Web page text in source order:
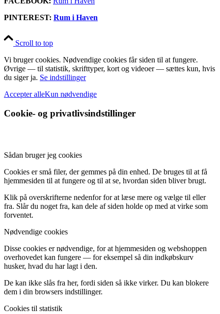
PINTEREST: Rum i Haven
Scroll to top
Vi bruger cookies. Nødvendige cookies får siden til at fungere.
Øvrige — til statistik, skrifttyper, kort og videoer — sættes kun, hvis
du siger ja. Se indstillinger
Accepter alleKun nødvendige
Cookie- og privatlivsindstillinger
Sådan bruger jeg cookies
Cookies er små filer, der gemmes på din enhed. De bruges til at få
hjemmesiden til at fungere og til at se, hvordan siden bliver brugt.
Klik på overskrifterne nedenfor for at læse mere og vælge til eller
fra. Slår du noget fra, kan dele af siden holde op med at virke som
forventet.
Nødvendige cookies
Disse cookies er nødvendige, for at hjemmesiden og webshoppen
overhovedet kan fungere — for eksempel så din indkøbskurv
husker, hvad du har lagt i den.
De kan ikke slås fra her, fordi siden så ikke virker. Du kan blokere
dem i din browsers indstillinger.
Cookies til statistik